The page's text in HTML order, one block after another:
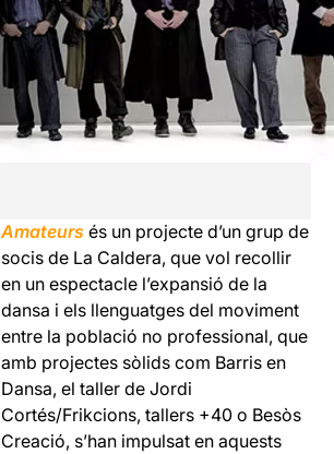
Amateurs és un projecte d’un grup de
socis de La Caldera, que vol recollir
en un espectacle l’expansió de la
dansa i els llenguatges del moviment
entre la població no professional, que
amb projectes sòlids com Barris en
Dansa, el taller de Jordi
Cortés/Frikcions, tallers +40 o Besòs
Creació, s’han impulsat en aquests